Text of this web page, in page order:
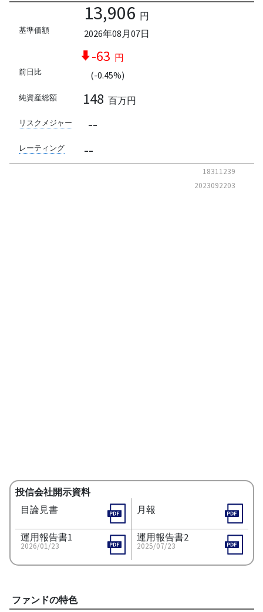
基準価額
13,906 円
2026年08月07日
前日比
-63 円
(-0.45%)
純資産総額 148 百万円
リスクメジャー --
レーティング --
18311239
2023092203
投信会社開示資料
目論見書
月報
運用報告書1
2026/01/23
運用報告書2
2025/07/23
ファンドの特色